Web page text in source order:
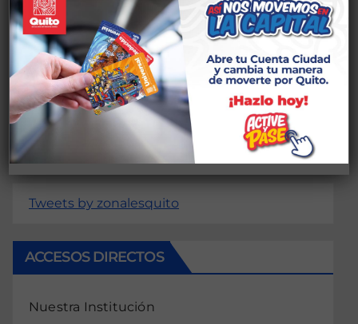
Deja una respuesta
Lo siento, debes estarconectado para publicar
un comentario.
Tweets by zonalesquito
ACCESOS DIRECTOS
Nuestra Institución